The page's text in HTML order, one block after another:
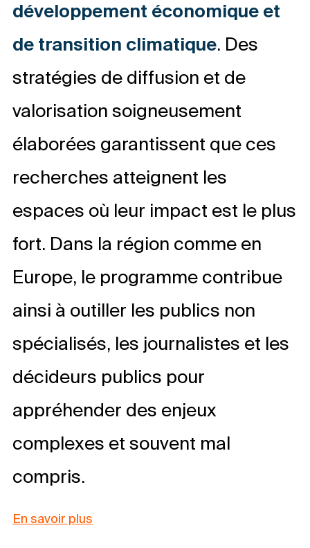
développement économique et
de transition climatique. Des
stratégies de diffusion et de
valorisation soigneusement
élaborées garantissent que ces
recherches atteignent les
espaces où leur impact est le plus
fort. Dans la région comme en
Europe, le programme contribue
ainsi à outiller les publics non
spécialisés, les journalistes et les
décideurs publics pour
appréhender des enjeux
complexes et souvent mal
compris.
En savoir plus